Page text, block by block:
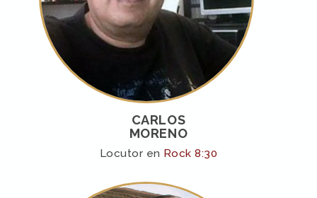
CARLOS
MORENO
Locutor en Rock 8:30